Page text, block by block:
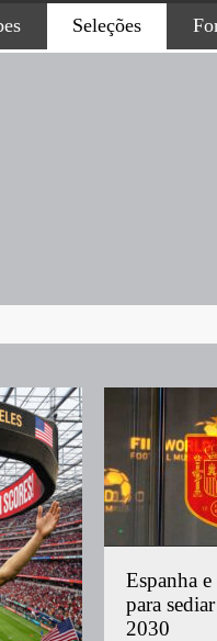
Seleções
Espanha
para
2030